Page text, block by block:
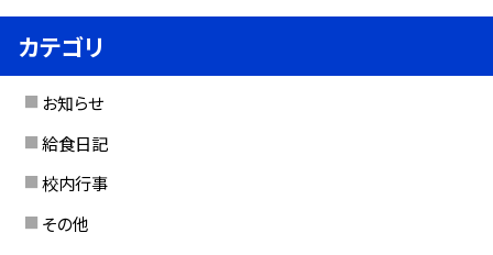
カテゴリ
お知らせ
給食日記
校内行事
その他